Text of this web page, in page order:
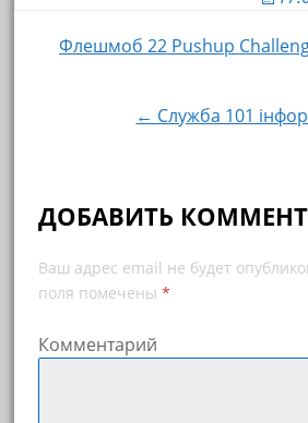
Навигация по
Флешмоб 22 Pushup
← Служба 101
ДОБАВИТЬ
Ваш адрес email не будет
поля помечены *
Комментарий